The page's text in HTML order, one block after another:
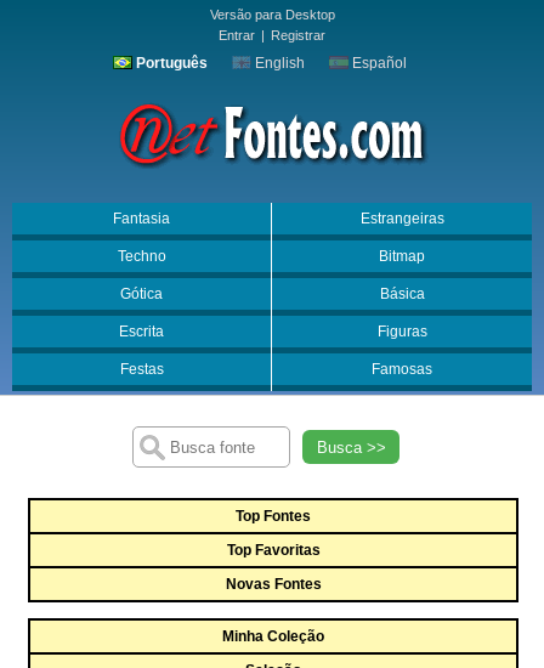
Versão para Desktop
Entrar | Registrar
Português English Español
Fantasia Estrangeiras
Techno Bitmap
Gótica Básica
Escrita Figuras
Festas Famosas
Busca >>
Top Fontes
Top Favoritas
Novas Fontes
Minha Coleção